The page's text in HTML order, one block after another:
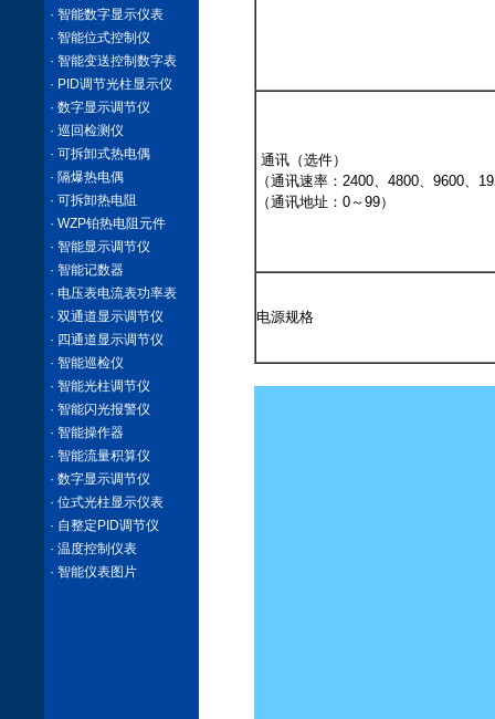
· 智能数字显示仪表
· 智能位式控制仪
· 智能变送控制数字表
· PID调节光柱显示仪
· 数字显示调节仪
· 巡回检测仪
· 可拆卸式热电偶
· 隔爆热电偶
· 可拆卸热电阻
· WZP铂热电阻元件
· 智能显示调节仪
· 智能记数器
· 电压表电流表功率表
· 双通道显示调节仪
· 四通道显示调节仪
· 智能巡检仪
· 智能光柱调节仪
· 智能闪光报警仪
· 智能操作器
· 智能流量积算仪
· 数字显示调节仪
· 位式光柱显示仪表
· 自整定PID调节仪
· 温度控制仪表
· 智能仪表图片
通讯（选件）
（通讯速率：2400、4800、9600、
（通讯地址：0～99）
电源规格